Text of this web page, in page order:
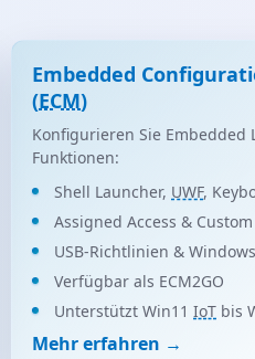
Embedded
(ECM)
Konfigurieren Sie Embedded
Funktionen:
Shell Launcher, UWF,
Assigned Access &
USB-Richtlinien &
Verfügbar als ECM2GO
Unterstützt Win11IoT bis
Mehr erfahren →